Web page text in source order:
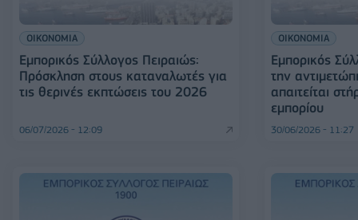
ΟΙΚΟΝΟΜΙΑ
Εμπορικός Σύλλογος Πειραιώς:
Πρόσκληση στους καταναλωτές για
τις θερινές εκπτώσεις του 2026
06/07/2026 - 12:09
ΟΙΚΟΝΟΜΙΑ
Εμπορικός
την
απαιτείται
εμπορίου
30/06/2026 - 11:27